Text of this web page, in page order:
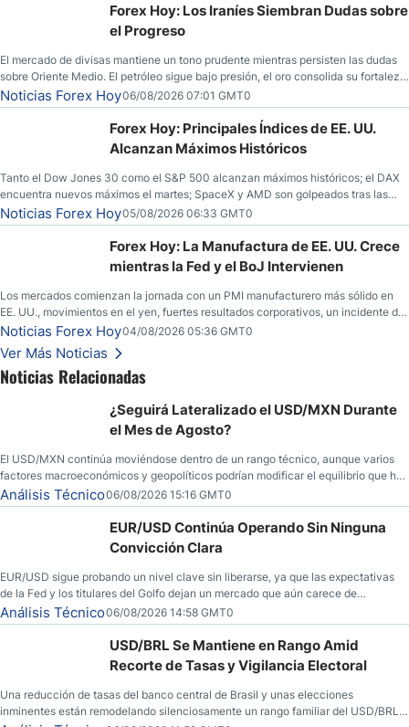
Forex Hoy: Los Iraníes Siembran Dudas sobre
el Progreso
El mercado de divisas mantiene un tono prudente mientras persisten las dudas
sobre Oriente Medio. El petróleo sigue bajo presión, el oro consolida su fortaleza
y los operadores esperan nuevas referencias económicas desde Estados
Unidos.
Noticias Forex Hoy06/08/2026 07:01 GMT0
Forex Hoy: Principales Índices de EE. UU.
Alcanzan Máximos Históricos
Tanto el Dow Jones 30 como el S&P 500 alcanzan máximos históricos; el DAX
encuentra nuevos máximos el martes; SpaceX y AMD son golpeados tras las
llamadas de ganancias; el petróleo crudo cae por debajo de los $80 con nuevas
esperanzas; el dólar estadounidense continúa intentando estabilizarse frente al
yen; el peso mexicano ve un repunte a medida que las tasas caen en EE. UU.
Noticias Forex Hoy05/08/2026 06:33 GMT0
Forex Hoy: La Manufactura de EE. UU. Crece
mientras la Fed y el BoJ Intervienen
Los mercados comienzan la jornada con un PMI manufacturero más sólido en
EE. UU., movimientos en el yen, fuertes resultados corporativos, un incidente de
seguridad en Bitcoin y nuevas señales desde el mercado del petróleo.
Noticias Forex Hoy04/08/2026 05:36 GMT0
Ver Más Noticias
Noticias Relacionadas
¿Seguirá Lateralizado el USD/MXN Durante
el Mes de Agosto?
El USD/MXN continúa moviéndose dentro de un rango técnico, aunque varios
factores macroeconómicos y geopolíticos podrían modificar el equilibrio que ha
dominado al mercado en las últimas semanas.
Análisis Técnico06/08/2026 15:16 GMT0
EUR/USD Continúa Operando Sin Ninguna
Convicción Clara
EUR/USD sigue probando un nivel clave sin liberarse, ya que las expectativas
de la Fed y los titulares del Golfo dejan un mercado que aún carece de
convicción real.
Análisis Técnico06/08/2026 14:58 GMT0
USD/BRL Se Mantiene en Rango Amid
Recorte de Tasas y Vigilancia Electoral
Una reducción de tasas del banco central de Brasil y unas elecciones
inminentes están remodelando silenciosamente un rango familiar del USD/BRL.